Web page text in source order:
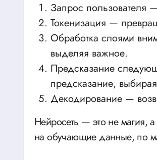
Запрос пользователя
Токенизация —
Обработка слоями
выделяя важное.
Предсказание
предсказание,
Декодирование —
Нейросеть — это не магия,
на обучающие данные, по